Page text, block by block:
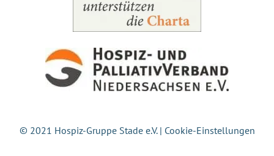
© 2021 Hospiz-Gruppe Stade e.V. | Cookie-Einstellungen